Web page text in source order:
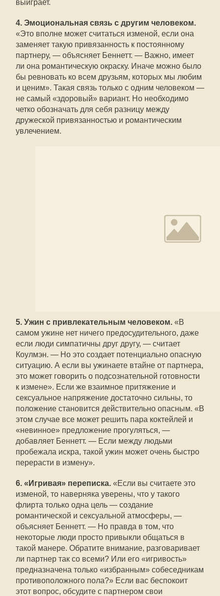
выиграет.
4. Эмоциональная связь с другим человеком.
«Это вполне может считаться изменой, если она
заменяет такую привязанность к постоянному
партнеру, — объясняет Беннетт. — Важно, имеет
ли она романтическую окраску. Иначе можно было
бы ревновать ко всем друзьям, которых мы любим
и ценим». Такая связь только с одним человеком —
не самый «здоровый» вариант. Но необходимо
четко обозначать для себя разницу между
дружеской привязанностью и романтическим
увлечением.
5. Ужин с привлекательным человеком. «В
самом ужине нет ничего предосудительного, даже
если люди симпатичны друг другу, — считает
Коулмэн. — Но это создает потенциально опасную
ситуацию. А если вы ужинаете втайне от партнера,
это может говорить о подсознательной готовности
к измене». Если же взаимное притяжение и
сексуальное напряжение достаточно сильны, то
положение становится действительно опасным. «В
этом случае все может решить пара коктейлей и
«невинное» предложение прогуляться, —
добавляет Беннетт. — Если между людьми
пробежала искра, такой ужин может очень быстро
перерасти в измену».
6. «Игривая» переписка. «Если вы считаете это
изменой, то наверняка уверены, что у такого
флирта только одна цель — создание
романтической и сексуальной атмосферы, —
объясняет Беннетт. — Но правда в том, что
некоторые люди просто привыкли общаться в
такой манере. Обратите внимание, разговаривает
ли партнер так со всеми? Или его «игривость»
предназначена только «избранным» собеседникам
противоположного пола?» Если вас беспокоит
этот вопрос, обсудите с партнером свои